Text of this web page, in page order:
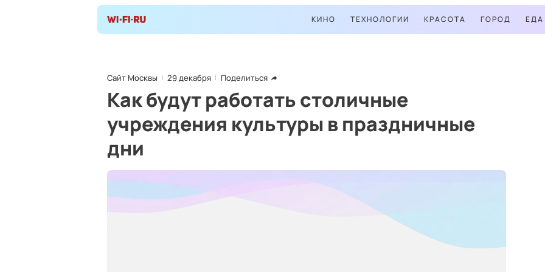
КИНО ТЕХНОЛОГИИ КРАСОТА ГОРОД ЕДА
Сайт Москвы 29 декабря Поделиться
Как будут работать столичные
учреждения культуры в праздничные
дни